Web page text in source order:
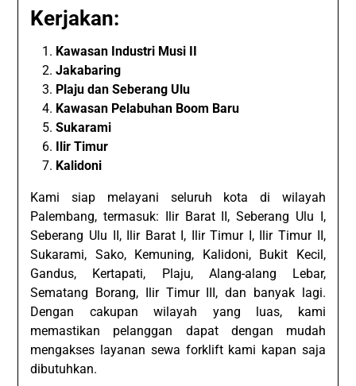
Kerjakan:
Kawasan Industri Musi II
Jakabaring
Plaju dan Seberang Ulu
Kawasan Pelabuhan Boom Baru
Sukarami
Ilir Timur
Kalidoni
Kami siap melayani seluruh kota di wilayah
Palembang, termasuk: Ilir Barat II, Seberang Ulu I,
Seberang Ulu II, Ilir Barat I, Ilir Timur I, Ilir Timur II,
Sukarami, Sako, Kemuning, Kalidoni, Bukit Kecil,
Gandus, Kertapati, Plaju, Alang-alang Lebar,
Sematang Borang, Ilir Timur III, dan banyak lagi.
Dengan cakupan wilayah yang luas, kami
memastikan pelanggan dapat dengan mudah
mengakses layanan sewa forklift kami kapan saja
dibutuhkan.